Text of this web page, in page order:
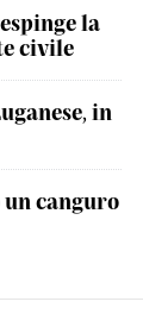
la
civile
in
canguro